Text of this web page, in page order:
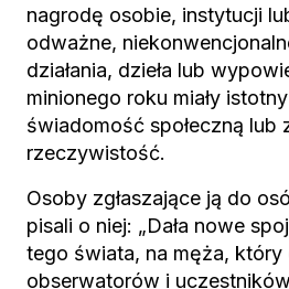
nagrodę osobie, instytucji
odważne,
działania, dzieła lub
minionego roku miały
świadomość społeczną lub
rzeczywistość.
Osoby zgłaszające ją do
pisali o niej: „Dała nowe
tego świata, na męża, który
obserwatorów i